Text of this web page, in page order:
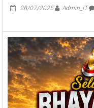
28/07/2025 Admin_IT